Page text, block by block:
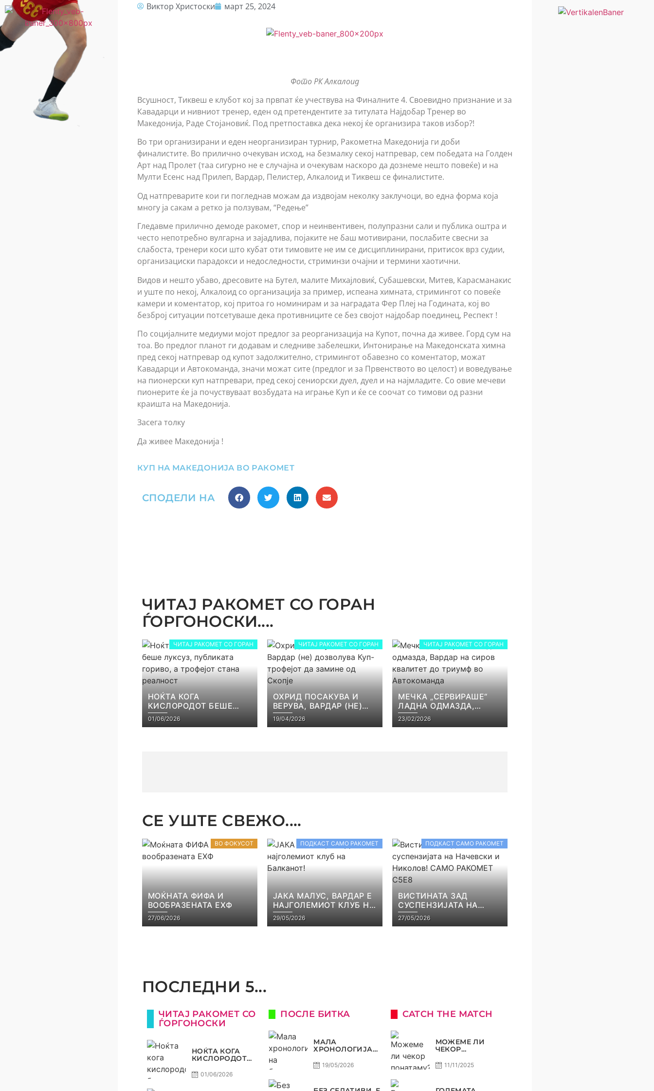
Виктор Христоски март 25, 2024
Фото РК Алкалоид
Всушност, Тиквеш е клубот кој за првпат ќе учествува на Финалните 4. Своевидно признание и за
Кавадарци и нивниот тренер, еден од претендентите за титулата Најдобар Тренер во
Македонија, Раде Стојановиќ. Под претпоставка дека некој ќе организира таков избор?!
Во три организирани и еден неорганизиран турнир, Ракометна Македонија ги доби
финалистите. Во прилично очекуван исход, на безмалку секој натпревар, сем победата на Голден
Арт над Пролет (таа сигурно не е случајна и очекувам наскоро да дознеме нешто повеќе) и на
Мулти Есенс над Прилеп, Вардар, Пелистер, Алкалоид и Тиквеш се финалистите.
Од натпреварите кои ги погледнав можам да издвојам неколку заклучоци, во една форма која
многу ја сакам а ретко ја ползувам, “Редење”
Гледавме прилично демоде ракомет, спор и неинвентивен, полупразни сали и публика оштра и
често непотребно вулгарна и зајадлива, појаките не баш мотивирани, послабите свесни за
слабоста, тренери коси што кубат оти тимовите не им се дисциплинирани, притисок врз судии,
организациски парадокси и недоследности, стриминзи очајни и термини хаотични.
Видов и нешто убаво, дресовите на Бутел, малите Михајловиќ, Субашевски, Митев, Карасманакис
и уште по некој, Алкалоид со организација за пример, испеана химната, стримингот со повеќе
камери и коментатор, кој притоа го номинирам и за наградата Фер Плеј на Годината, кој во
безброј ситуации потсетуваше дека противниците се без својот најдобар поединец, Респект !
По социјалните медиуми мојот предлог за реорганизација на Купот, почна да живее. Горд сум на
тоа. Во предлог планот ги додавам и следниве забелешки, Интонирање на Македонската химна
пред секој натпревар од купот задолжително, стримингот обавезно со коментатор, можат
Кавадарци и Автокоманда, значи можат сите (предлог и за Првенството во целост) и воведување
на пионерски куп натпревари, пред секој сениорски дуел, дуел и на најмладите. Со овие мечеви
пионерите ќе ја почуствуваат возбудата на играње Куп и ќе се соочат со тимови од разни
краишта на Македонија.
Засега толку
Да живее Македонија !
КУП НА МАКЕДОНИЈА ВО РАКОМЕТ
СПОДЕЛИ НА
ЧИТАЈ РАКОМЕТ СО ГОРАН
ЃОРГОНОСКИ....
ЧИТАЈ РАКОМЕТ СО ГОРАН
НОЌТА КОГА
КИСЛОРОДОТ БЕШЕ
ЛУКСУЗ, ПУБЛИКАТА
ГОРИВО, А ТРОФЕЈОТ
01/06/2026
ЧИТАЈ РАКОМЕТ СО ГОРАН
ОХРИД ПОСАКУВА И
ВЕРУВА, ВАРДАР (НЕ)
ДОЗВОЛУВА КУП-
ТРОФЕЈОТ ДА ЗАМИНЕ
19/04/2026
ЧИТАЈ РАКОМЕТ СО ГОРАН
МЕЧКА „СЕРВИРАШЕ“
ЛАДНА ОДМАЗДА,
ВАРДАР НА СИРОВ
КВАЛИТЕТ ДО ТРИУМФ
23/02/2026
СЕ УШТЕ СВЕЖО....
ВО ФОКУСОТ
МОЌНАТА ФИФА И
ВООБРАЗЕНАТА ЕХФ
27/06/2026
ПОДКАСТ САМО РАКОМЕТ
ЈАКА МАЛУС, ВАРДАР Е
НАЈГОЛЕМИОТ КЛУБ НА
БАЛКАНОТ!
29/05/2026
ПОДКАСТ САМО РАКОМЕТ
ВИСТИНАТА ЗАД
СУСПЕНЗИЈАТА НА
НАЧЕВСКИ И НИКОЛОВ!
САМО РАКОМЕТ С5Е8
27/05/2026
ПОСЛЕДНИ 5...
ЧИТАЈ РАКОМЕТ СО
ЃОРГОНОСКИ
НОЌТА КОГА
КИСЛОРОДОТ
ПУБЛИКАТА
ГОРИВО, А
01/06/2026
ПОСЛЕ БИТКА
МАЛА
ХРОНОЛОГИЈА
ЗА СВЕТСКО
19/05/2026
CATCH THE MATCH
МОЖЕМЕ ЛИ
ЧЕКОР
11/11/2025